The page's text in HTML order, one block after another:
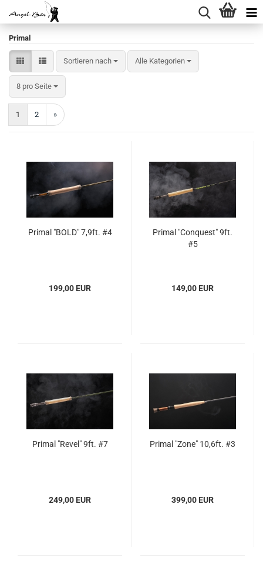
Primal
Sortieren nach
Sortieren nach Alle Kategorien
8 pro Seite
pro Seite
1 2 »
Primal "BOLD" 7,9ft. #4
199,00 EUR
Primal "Conquest" 9ft.
#5
149,00 EUR
Primal "Revel" 9ft. #7
249,00 EUR
Primal "Zone" 10,6ft. #3
399,00 EUR